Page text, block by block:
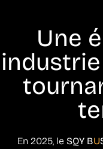
Une
En 2025, le SQY BU